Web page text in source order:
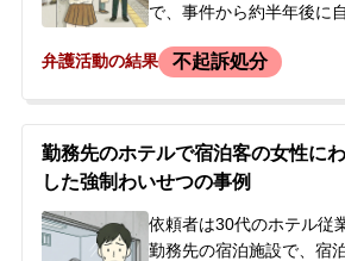
で、事件から約半年後に
押収された後、警察署へ
の示談について不安を感
所へ相談に来られました
が進む中で、最初の盗撮
する強制わいせつ行為や
者に対する強制わいせつ
弁護活動の結果 不起訴処分
勤務先のホテルで宿泊客の女性に
した強制わいせつの事例
依頼者は30代のホテル従
勤務先の宿泊施設で、宿